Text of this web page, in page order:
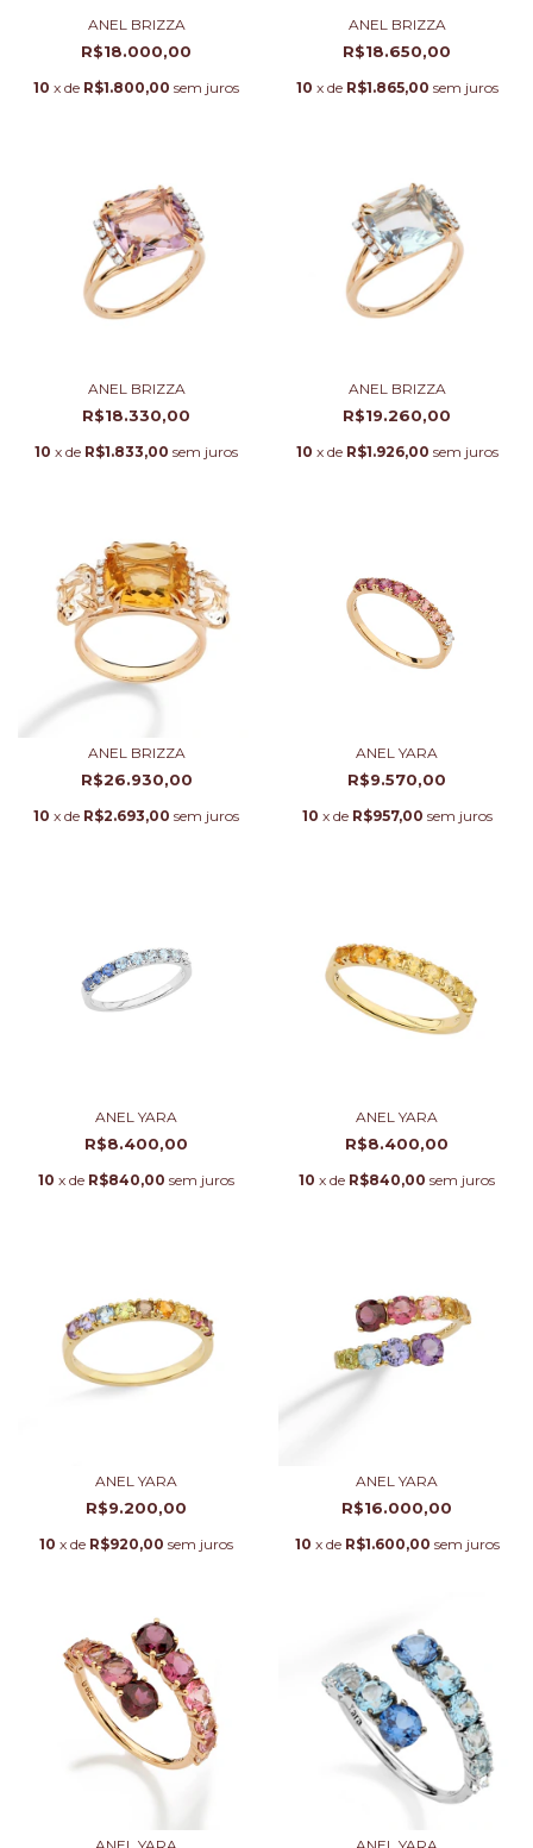
ANEL BRIZZA
R$18.000,00
10 x de R$1.800,00 sem juros
ANEL BRIZZA
R$18.650,00
10 x de R$1.865,00 sem juros
ANEL BRIZZA
R$18.330,00
10 x de R$1.833,00 sem juros
ANEL BRIZZA
R$19.260,00
10 x de R$1.926,00 sem juros
ANEL BRIZZA
R$26.930,00
10 x de R$2.693,00 sem juros
ANEL YARA
R$9.570,00
10 x de R$957,00 sem juros
ANEL YARA
R$8.400,00
10 x de R$840,00 sem juros
ANEL YARA
R$8.400,00
10 x de R$840,00 sem juros
ANEL YARA
R$9.200,00
10 x de R$920,00 sem juros
ANEL YARA
R$16.000,00
10 x de R$1.600,00 sem juros